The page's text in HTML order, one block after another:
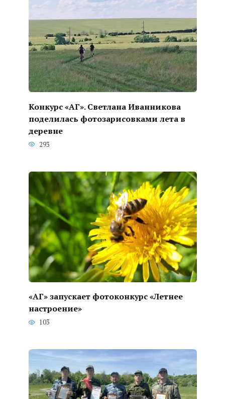
Конкурс «АГ». Светлана Иванникова
поделилась фотозарисовками лета в
деревне
293
«АГ» запускает фотоконкурс «Летнее
настроение»
103